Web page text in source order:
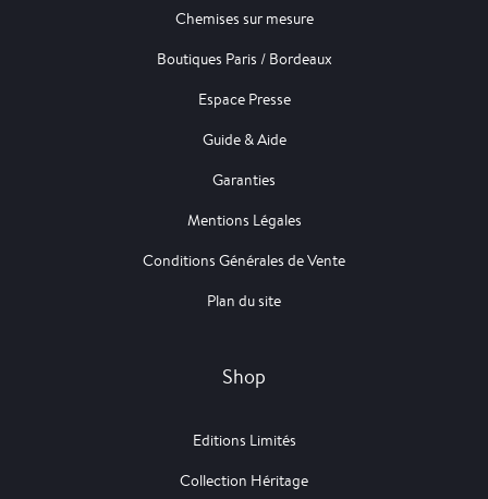
Chemises sur mesure
Boutiques Paris / Bordeaux
Espace Presse
Guide & Aide
Garanties
Mentions Légales
Conditions Générales de Vente
Plan du site
Shop
Editions Limités
Collection Héritage